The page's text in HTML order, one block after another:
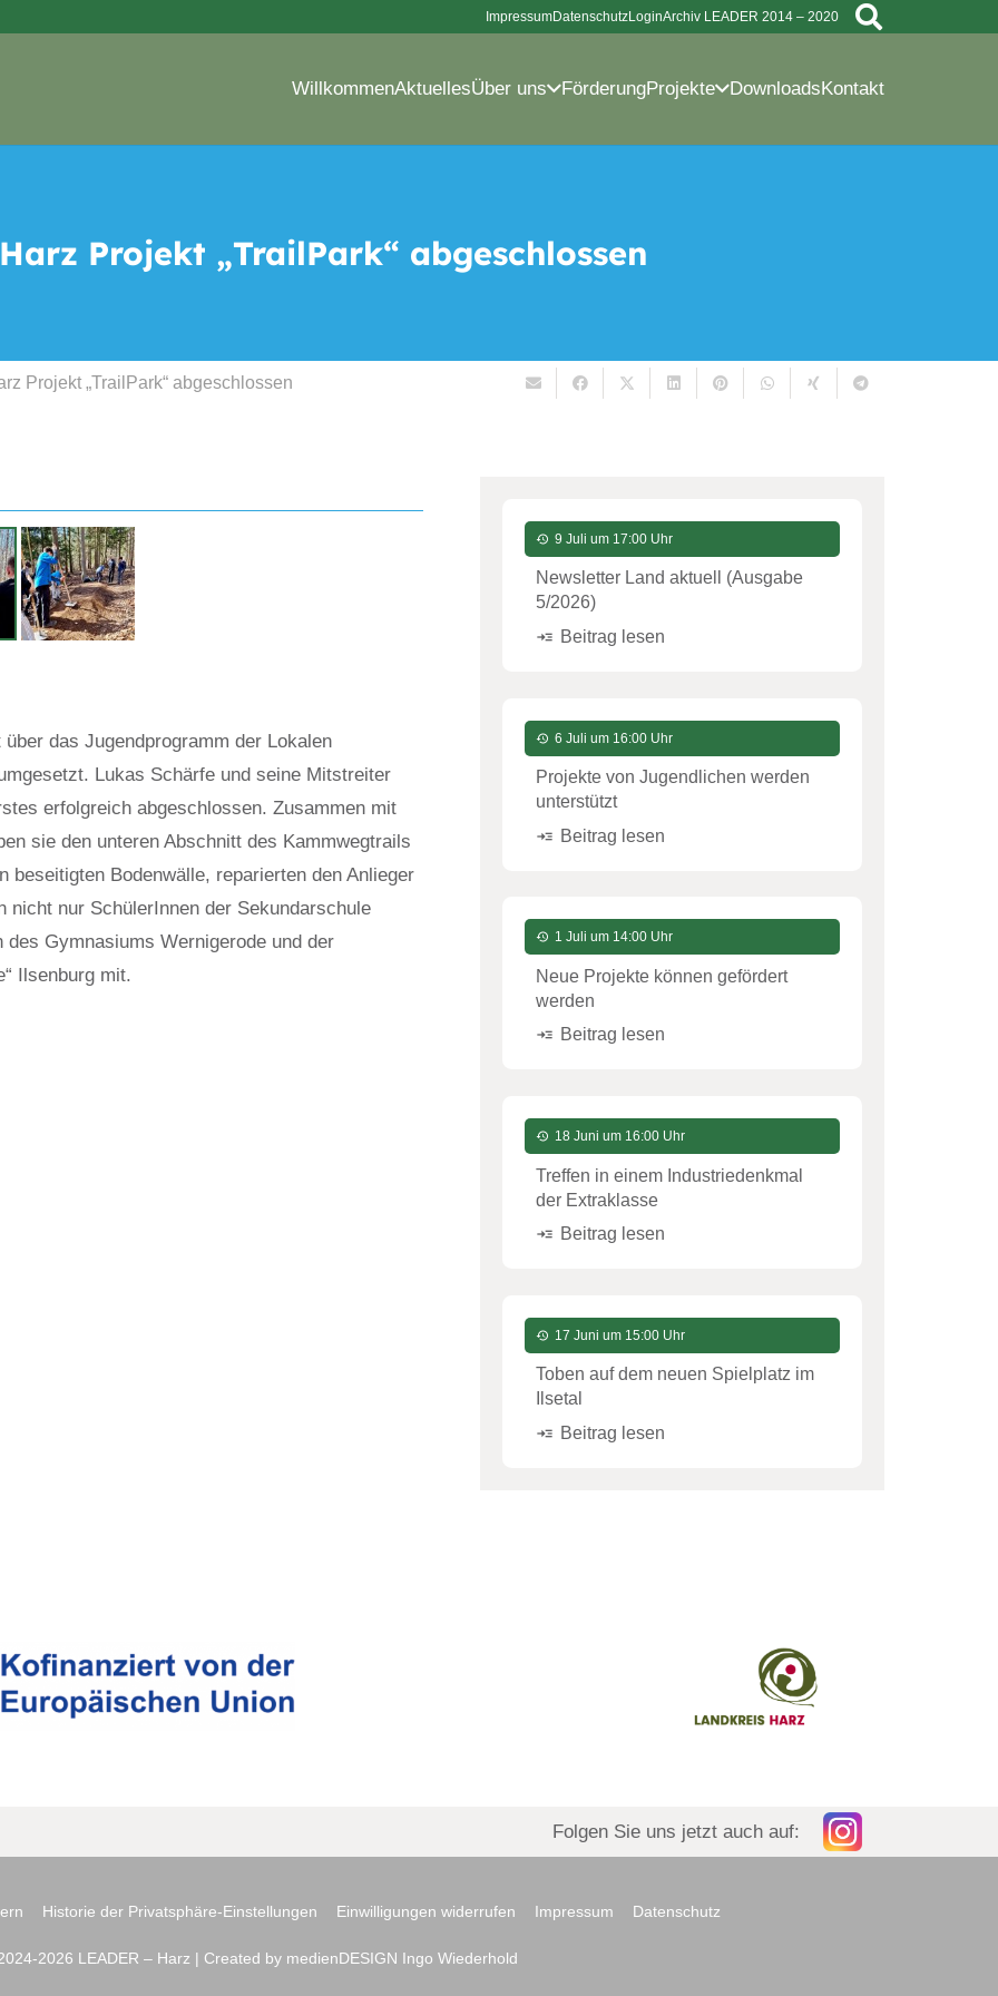
ImpressumDatenschutzLoginArchiv LEADER 2014 – 2020
WillkommenAktuellesÜber uns FörderungProjekte DownloadsKontakt
Projekt „TrailPark“ abgeschlossen
Projekt „TrailPark“ abgeschlossen
Harz“ bei Darlingerode
das Jugendprogramm der Lokalen
Lukas Schärfe und seine Mitstreiter
erfolgreich abgeschlossen. Zusammen mit
sie den unteren Abschnitt des Kammwegtrails
beseitigten Bodenwälle, reparierten den Anlieger
nicht nur SchülerInnen der Sekundarschule
des Gymnasiums Wernigerode und der
Ilsenburg mit.
history 9 Juli um 17:00 Uhr
Newsletter Land aktuell (Ausgabe
5/2026)
read_more Beitrag lesen
history 6 Juli um 16:00 Uhr
Projekte von Jugendlichen werden
unterstützt
read_more Beitrag lesen
history 1 Juli um 14:00 Uhr
Neue Projekte können gefördert
werden
read_more Beitrag lesen
history 18 Juni um 16:00 Uhr
Treffen in einem Industriedenkmal
der Extraklasse
read_more Beitrag lesen
history 17 Juni um 15:00 Uhr
Toben auf dem neuen Spielplatz im
Ilsetal
read_more Beitrag lesen
Folgen Sie uns jetzt auch auf:
Historie der Privatsphäre-Einstellungen Einwilligungen widerrufen Impressum Datenschutz
2026 LEADER – Harz | Created by medienDESIGN Ingo Wiederhold